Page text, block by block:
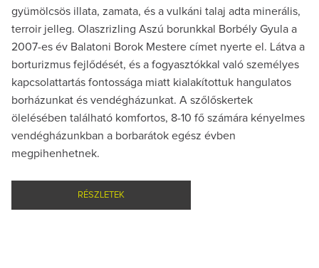
gyümölcsös illata, zamata, és a vulkáni talaj adta minerális,
terroir jelleg. Olaszrizling Aszú borunkkal Borbély Gyula a
2007-es év Balatoni Borok Mestere címet nyerte el. Látva a
borturizmus fejlődését, és a fogyasztókkal való személyes
kapcsolattartás fontossága miatt kialakítottuk hangulatos
borházunkat és vendégházunkat. A szőlőskertek
ölelésében található komfortos, 8-10 fő számára kényelmes
vendégházunkban a borbarátok egész évben
megpihenhetnek.
RÉSZLETEK